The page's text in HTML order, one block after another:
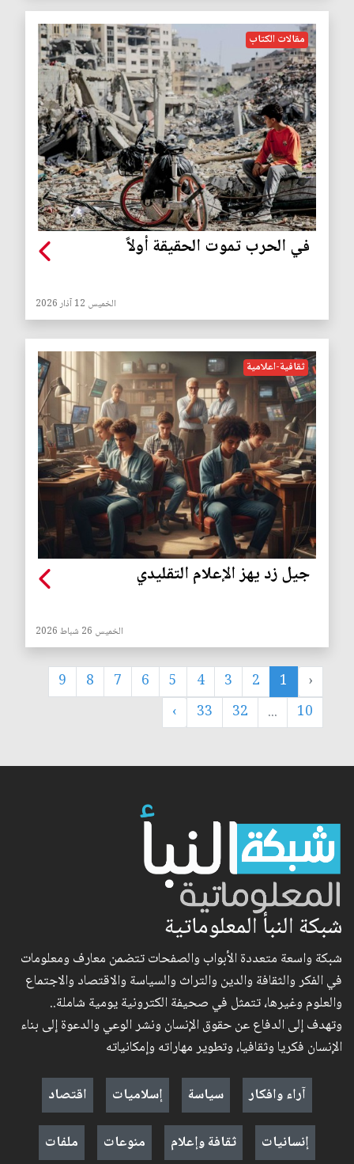
مقالات الكتاب
في الحرب تموت الحقيقة أولاً
الخميس 12 آذار 2026
ثقافية-اعلامية
جيل زد يهز الإعلام التقليدي
الخميس 26 شباط 2026
‹
1
2
3
4
5
6
7
8
9
10
...
32
33
›
شبكة النبأ المعلوماتية
شبكة واسعة متعددة الأبواب والصفحات تتضمن معارف ومعلومات
في الفكر والثقافة والدين والتراث والسياسة والاقتصاد والاجتماع
والعلوم وغيرها، تتمثل في صحيفة الكترونية يومية شاملة..
وتهدف إلى الدفاع عن حقوق الإنسان ونشر الوعي والدعوة إلى بناء
الإنسان فكريا وثقافيا، وتطوير مهاراته وإمكانياته
آراء وافكار
سياسة إسلاميات
اقتصاد
إنسانيات
ثقافة وإعلام منوعات ملفات